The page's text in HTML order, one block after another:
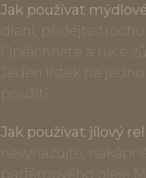
Jak používat
dlaní, přidejte
Opláchněte a ruce
Jeden lístek na
použití.
Jak používat jílový
nevyhazujte,
parfémového oleje